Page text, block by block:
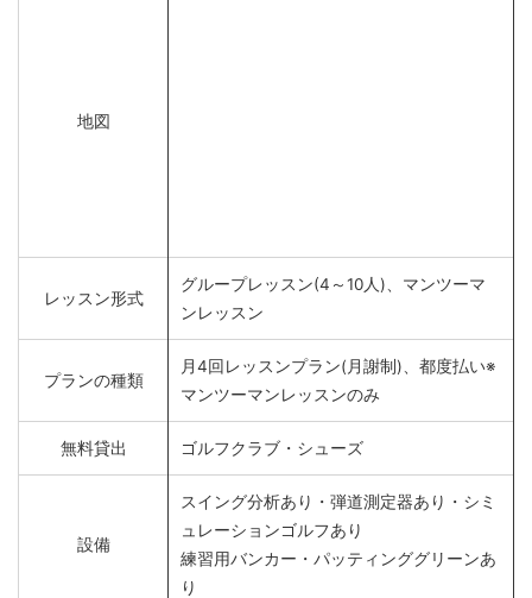
地図
レッスン形式
グループレッスン(4～10人)、マンツーマ
ンレッスン
プランの種類
月4回レッスンプラン(月謝制)、都度払い※
マンツーマンレッスンのみ
無料貸出 ゴルフクラブ・シューズ
設備
スイング分析あり・弾道測定器あり・シミ
ュレーションゴルフあり
練習用バンカー・パッティンググリーンあ
り